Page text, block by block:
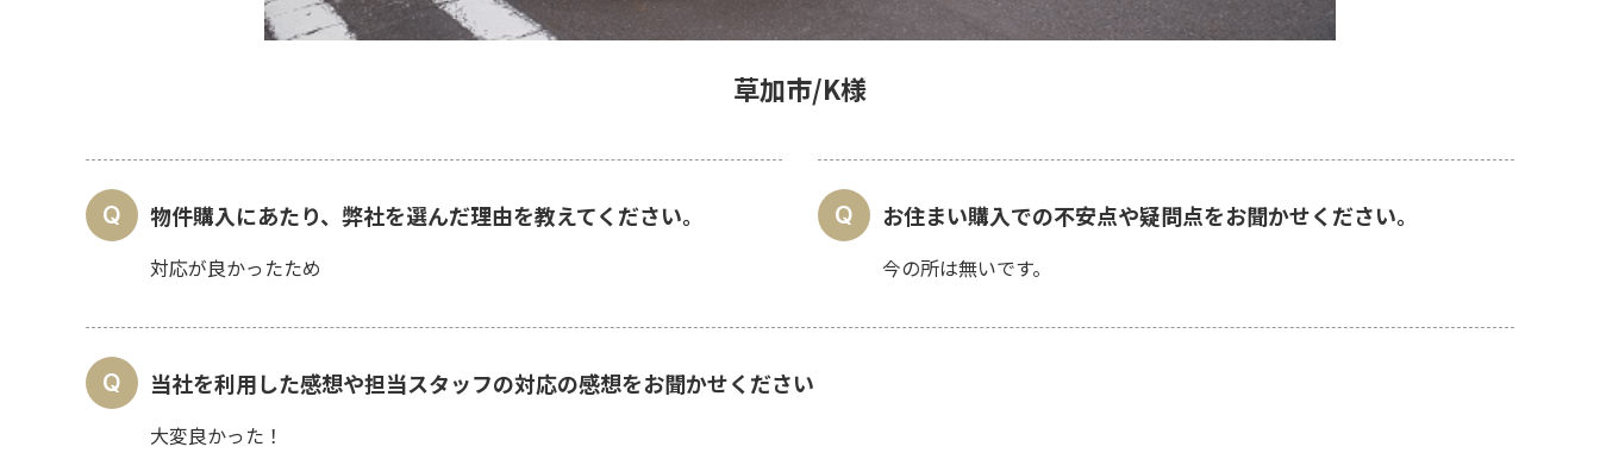
草加市/K様
物件購入にあたり、弊社を選んだ理由を教えてください。
対応が良かったため
お住まい購入での不安点や疑問点をお聞かせください。
今の所は無いです。
当社を利用した感想や担当スタッフの対応の感想をお聞かせください
大変良かった！